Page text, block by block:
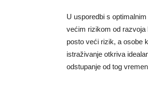
U usporedbi s
većim rizikom od razvoja
posto veći rizik, a osobe
istraživanje otkriva
odstupanje od tog